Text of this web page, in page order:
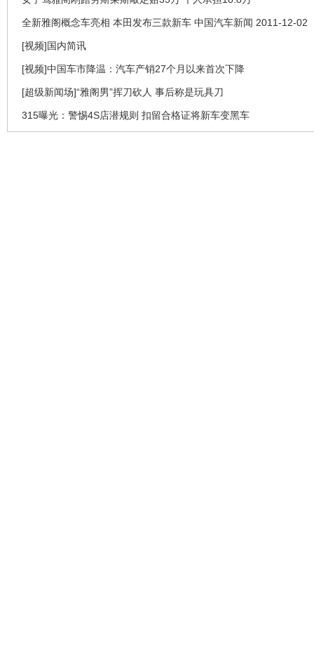
全新雅阁概念车亮相 本田发布三款新车 中国汽车新闻 2011-12-02
[视频]国内简讯
[视频]中国车市降温：汽车产销27个月以来首次下降
[超级新闻场]“雅阁男”挥刀砍人 事后称是玩具刀
315曝光：警惕4S店潜规则 扣留合格证将新车变黑车